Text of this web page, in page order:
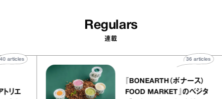
Regulars
連載
ー アトリエ
40articles
『BONEARTH（ボナース）
FOOD MARKET』のベジ
36